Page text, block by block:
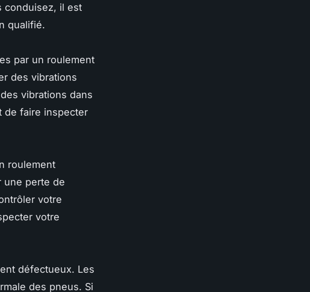
conduisez, il est
qualifié.
par un roulement
des vibrations
vibrations dans
de faire inspecter
roulement
une perte de
votre
votre
défectueux. Les
des pneus. Si